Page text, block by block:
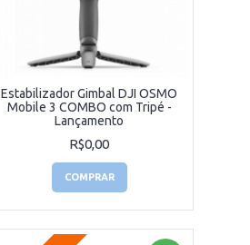
Estabilizador Gimbal DJI OSMO
Mobile 3 COMBO com Tripé -
Lançamento
R$0,00
COMPRAR